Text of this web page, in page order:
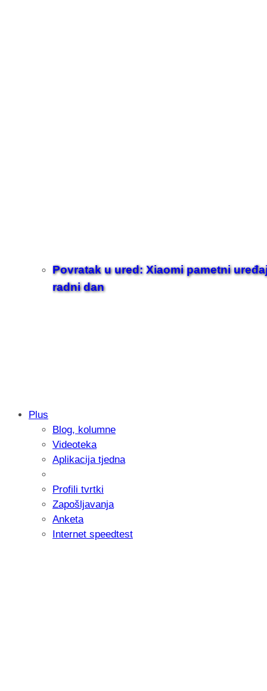
Povratak u ured: Xiaomi pametni
radni dan
Samsung otkrio kako je nastajala
donijelo tanje i izdržljivije preklopne
Plus
Blog, kolumne
Videoteka
Aplikacija tjedna
Profili tvrtki
Zapošljavanja
Anketa
Internet speedtest